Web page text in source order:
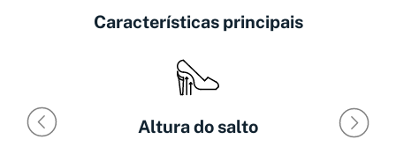
Características principais
Altura do salto